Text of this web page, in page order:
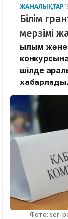
ЖАҢАЛЫҚТАР
Білім
мерзімі
Ғылым және
шілде
хабарлады.
Фото: ser-